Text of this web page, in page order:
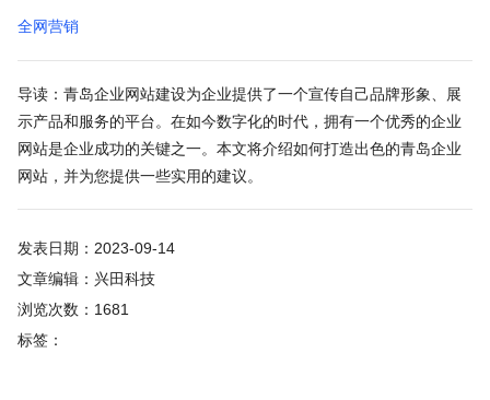
全网营销
导读：青岛企业网站建设为企业提供了一个宣传自己品牌形象、展
示产品和服务的平台。在如今数字化的时代，拥有一个优秀的企业
网站是企业成功的关键之一。本文将介绍如何打造出色的青岛企业
网站，并为您提供一些实用的建议。
发表日期：2023-09-14
文章编辑：兴田科技
浏览次数：1681
标签：